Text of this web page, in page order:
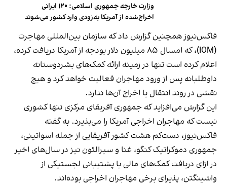
وزارت خارجه جمهوری اسلامی: ۱۲۰ ایرانی
اخراج‌شده از آمریکا به‌زودی وارد کشور می‌شوند
فاکس‌نیوز همچنین گزارش داد که سازمان بین‌المللی مهاجرت
(IOM)، که امسال ۸۵ میلیون دلار بودجه از آمریکا دریافت کرده،
اعلام کرده است تنها در زمینه ارائه کمک‌های بشردوستانه
داوطلبانه پس از ورود مهاجران فعالیت خواهد کرد و هیچ
نقشی در روند انتقال یا اخراج آن‌ها ندارد.
این گزارش می‌افزاید که جمهوری آفریقای مرکزی تنها کشوری
نیست که مهاجران اخراجی آمریکا را می‌پذیرد. به گفته
فاکس‌نیوز، دست‌کم هشت کشور آفریقایی از جمله اسواتینی،
جمهوری دموکراتیک کنگو، غنا و سیرالئون نیز در سال‌های اخیر
در ازای دریافت کمک‌های مالی یا پشتیبانی لجستیکی از
واشینگتن، پذیرای برخی مهاجران اخراجی بوده‌اند.